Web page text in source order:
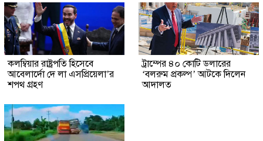
কলম্বিয়ার রাষ্ট্রপতি হিসেবে
আবেলার্দো দে লা এসপ্রিয়েলা’র
শপথ গ্রহণ
ট্রাম্পের ৪০ কোটি ডলারের
‘বলরুম প্রকল্প’ আটকে দিলেন
আদালত